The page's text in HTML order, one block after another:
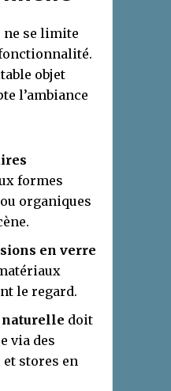
ne se limite
objet
l’ambiance
formes
organiques
en verre
le regard.
naturelle doit
via des
stores en